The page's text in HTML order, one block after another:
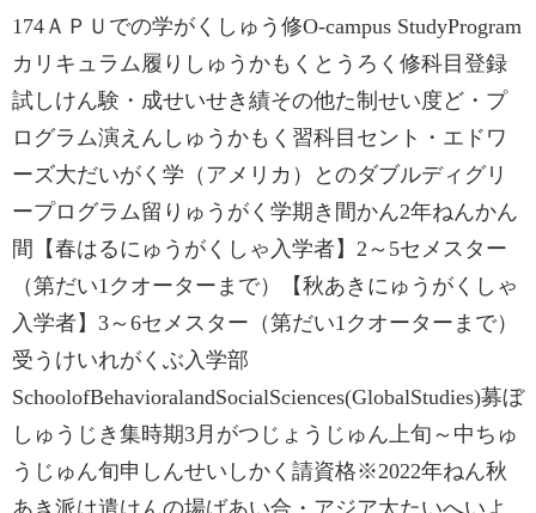
174ＡＰＵでの学がくしゅう修O-campus StudyProgram
カリキュラム履りしゅうかもくとうろく修科目登録
試しけん験・成せいせき績その他た制せい度ど・プ
ログラム演えんしゅうかもく習科目セント・エドワ
ーズ大だいがく学（アメリカ）とのダブルディグリ
ープログラム留りゅうがく学期き間かん2年ねんかん
間【春はるにゅうがくしゃ入学者】2‌～‌5セメスター
（第だい1クオーターまで）【秋あきにゅうがくしゃ
入学者】3‌～‌6セメスター（第だい1クオーターまで）
受うけいれがくぶ入学部
School‌of‌Behavioral‌and‌Social‌Sciences‌(Global‌Studies)募ぼ
しゅうじき集時期3月がつじょうじゅん上旬～中ちゅ
うじゅん旬申しんせいしかく請資格※2022年ねん秋
あき派は遣けんの場ばあい合・‌アジア太たいへいよ